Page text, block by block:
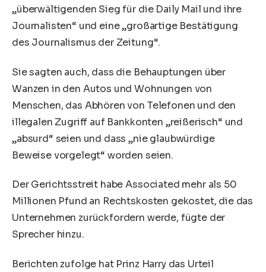
„überwältigenden Sieg für die Daily Mail und ihre
Journalisten“ und eine „großartige Bestätigung
des Journalismus der Zeitung“.
Sie sagten auch, dass die Behauptungen über
Wanzen in den Autos und Wohnungen von
Menschen, das Abhören von Telefonen und den
illegalen Zugriff auf Bankkonten „reißerisch“ und
„absurd“ seien und dass „nie glaubwürdige
Beweise vorgelegt“ worden seien.
Der Gerichtsstreit habe Associated mehr als 50
Millionen Pfund an Rechtskosten gekostet, die das
Unternehmen zurückfordern werde, fügte der
Sprecher hinzu.
Berichten zufolge hat Prinz Harry das Urteil